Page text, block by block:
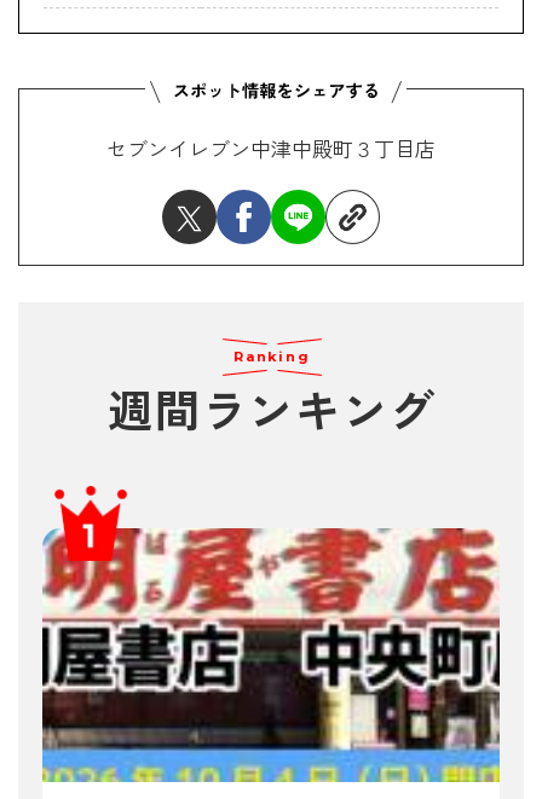
セブンイレブン中津中殿町３丁目店
Ranking
週間ランキング